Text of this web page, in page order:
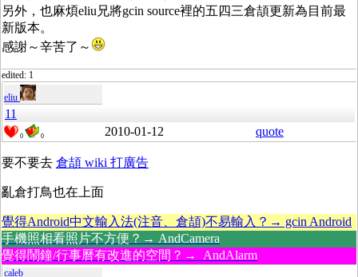
另外，也麻煩eliu兄將gcin source裡的五四三倉頡更新為目前最
新版本。
感謝～辛苦了～
edited: 1
eliu
11
0 0 2010-01-12 quote
要不要去 倉頡 wiki 打廣告
亂倉打鳥也在上面
覺得Android中文輸入法(注音、倉頡)不易輸入？→ gcin Android
手機照相看照片不方便？→ AndCamera
覺得鬧鐘/行事曆有改進的空間？→ AndAlarm
caleb